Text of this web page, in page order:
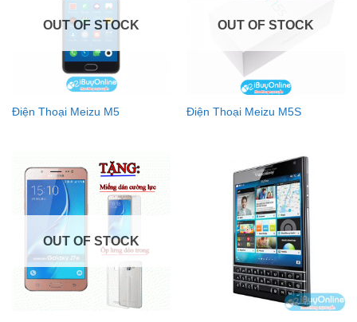
OUT OF STOCK
Điện Thoại Meizu M5
OUT OF STOCK
Điện Thoại Meizu M5S
OUT OF STOCK